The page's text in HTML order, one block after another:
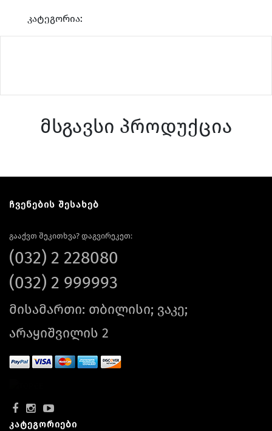
კატეგორია:
მსგავსი პროდუქცია
ჩვენების შესახებ
გააქვთ შეკითხვა? დაგვირეკეთ:
(032) 2 228080
(032) 2 999993
მისამართი: თბილისი; ვაკე;
არაყიშვილის 2
კატეგორიები